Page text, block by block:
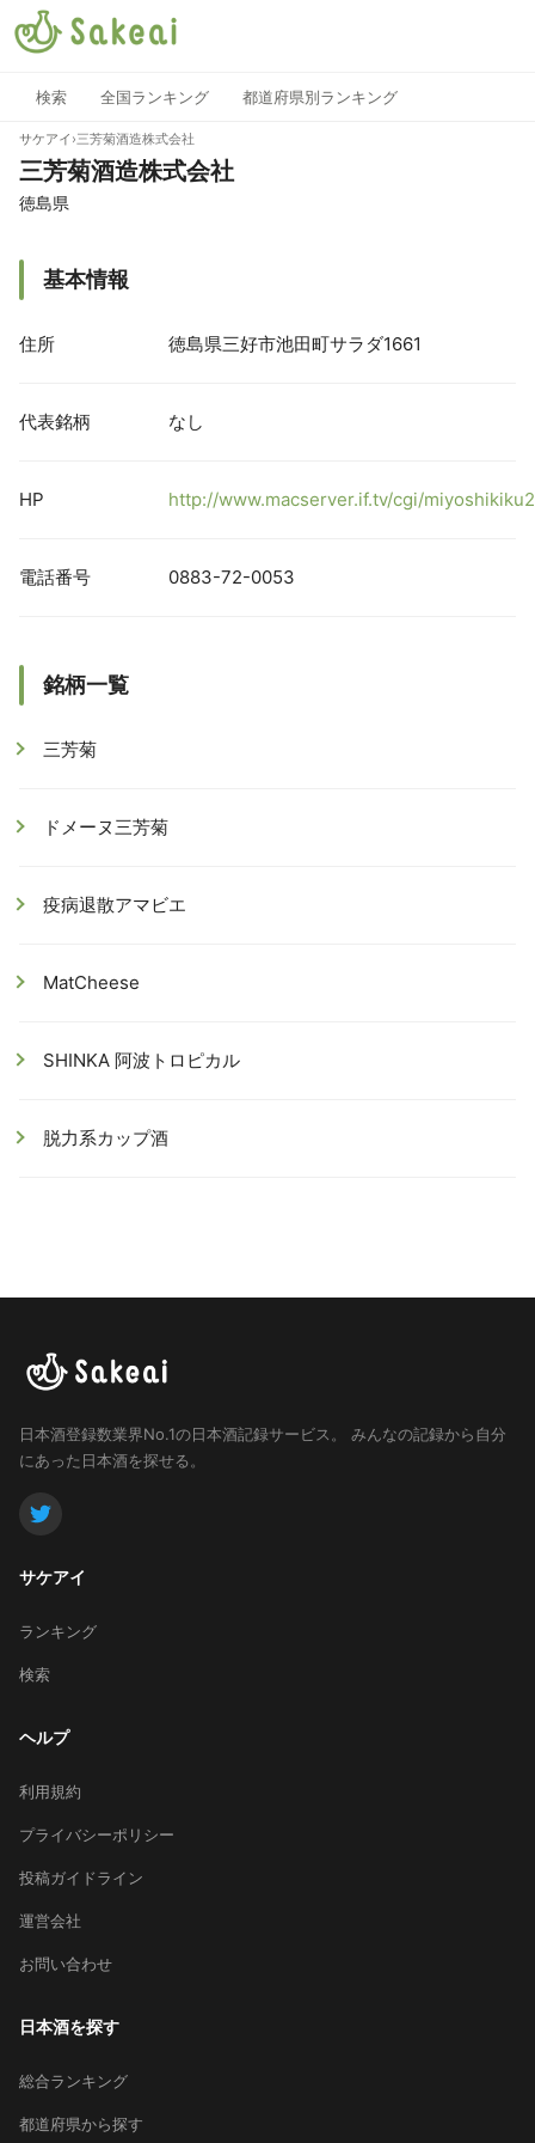
検索 全国ランキング 都道府県別ランキング
サケアイ ›三芳菊酒造株式会社
三芳菊酒造株式会社
徳島県
基本情報
住所 徳島県三好市池田町サラダ1661
代表銘柄 なし
HP http://www.macserver.if.tv/cgi/
電話番号 0883-72-0053
銘柄一覧
三芳菊
ドメーヌ三芳菊
疫病退散アマビエ
MatCheese
SHINKA 阿波トロピカル
脱力系カップ酒
日本酒登録数業界No.1の日本酒記録サービス。
みんなの記録から自分
にあった日本酒を探せる。
サケアイ
ランキング
検索
ヘルプ
利用規約
プライバシーポリシー
投稿ガイドライン
運営会社
お問い合わせ
日本酒を探す
総合ランキング
都道府県から探す